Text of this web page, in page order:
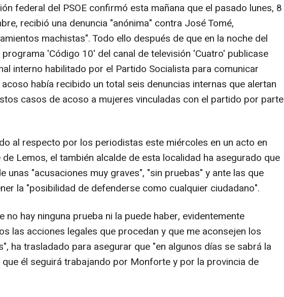
federal del PSOE confirmó esta mañana que el pasado lunes, 8
recibió una denuncia "anónima" contra José Tomé,
machistas". Todo ello después de que en la noche del
'Código 10' del canal de televisión 'Cuatro' publicase
interno habilitado por el Partido Socialista para comunicar
había recibido un total seis denuncias internas que alertan
casos de acoso a mujeres vinculadas con el partido por parte
al respecto por los periodistas este miércoles en un acto en
Lemos, el también alcalde de esta localidad ha asegurado que
unas "acusaciones muy graves", "sin pruebas" y ante las que
la "posibilidad de defenderse como cualquier ciudadano".
no hay ninguna prueba ni la puede haber, evidentemente
las acciones legales que procedan y que me aconsejen los
ha trasladado para asegurar que "en algunos días se sabrá la
que él seguirá trabajando por Monforte y por la provincia de